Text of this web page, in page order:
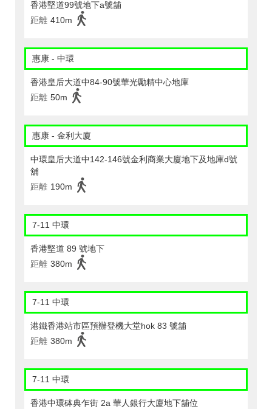
香港堅道99號地下a號舖
距離 410m
惠康 - 中環
香港皇后大道中84-90號華光勵精中心地庫
距離 50m
惠康 - 金利大廈
中環皇后大道中142-146號金利商業大廈地下及地庫d號
舖
距離 190m
7-11 中環
香港堅道 89 號地下
距離 380m
7-11 中環
港鐵香港站市區預辦登機大堂hok 83 號舖
距離 380m
7-11 中環
香港中環砵典乍街 2a 華人銀行大廈地下舖位